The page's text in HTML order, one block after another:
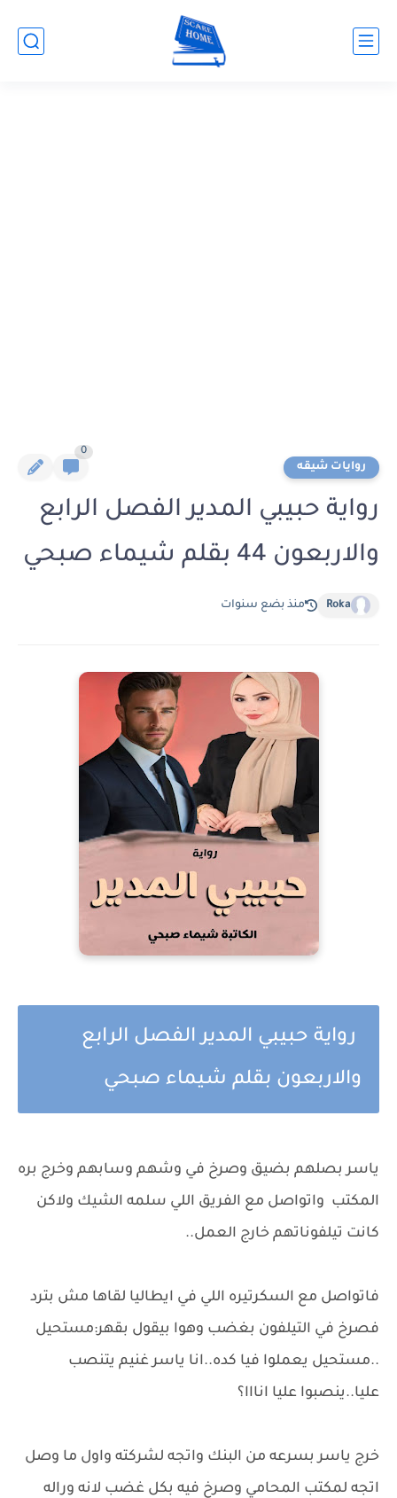
روايات شيقه
0
رواية حبيبي المدير الفصل الرابع
والاربعون 44 بقلم شيماء صبحي
Roka منذ بضع سنوات
رواية حبيبي المدير الفصل الرابع
والاربعون بقلم شيماء صبحي
ياسر بصلهم بضيق وصرخ في وشهم وسابهم وخرج بره
المكتب واتواصل مع الفريق اللي سلمه الشيك ولاكن
كانت تيلفوناتهم خارج العمل..
فاتواصل مع السكرتيره اللي في ايطاليا لقاها مش بترد
فصرخ في التيلفون بغضب وهوا بيقول بقهر:مستحيل
..مستحيل يعملوا فيا كده..انا ياسر غنيم يتنصب
عليا..ينصبوا عليا انااا؟
خرج ياسر بسرعه من البنك واتجه لشركته واول ما وصل
اتجه لمكتب المحامي وصرخ فيه بكل غضب لانه وراله